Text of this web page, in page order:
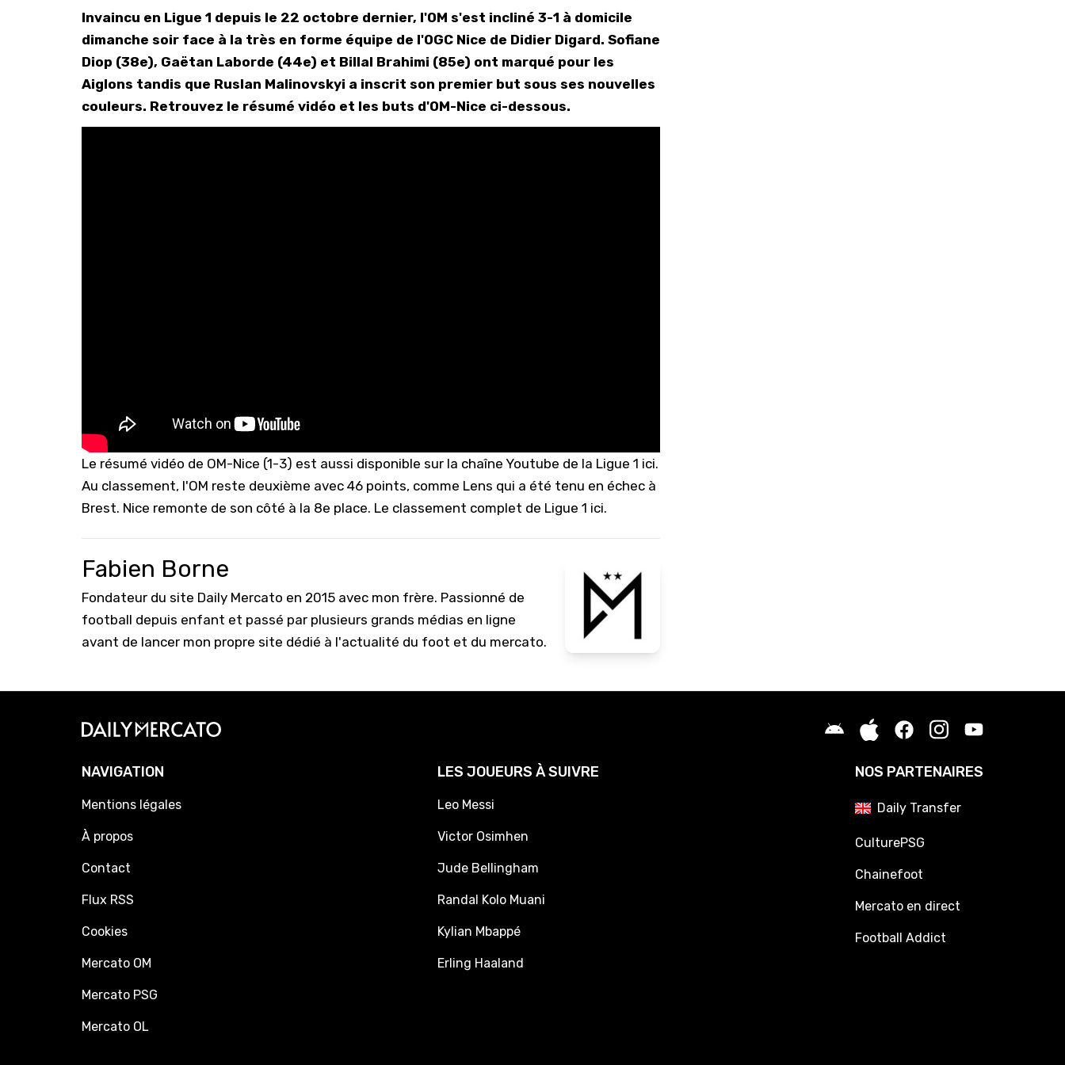
Invaincu en Ligue 1 depuis le 22 octobre dernier, l'OM s'est incliné 3-1 à domicile
dimanche soir face à la très en forme équipe de l'OGC Nice de Didier Digard. Sofiane
Diop (38e), Gaëtan Laborde (44e) et Billal Brahimi (85e) ont marqué pour les
Aiglons tandis que Ruslan Malinovskyi a inscrit son premier but sous ses nouvelles
couleurs. Retrouvez le résumé vidéo et les buts d'OM-Nice ci-dessous.
Le résumé vidéo de OM-Nice (1-3) est aussi disponible sur la chaîne Youtube de la Ligue 1 ici.
Au classement, l'OM reste deuxième avec 46 points, comme Lens qui a été tenu en échec à
Brest. Nice remonte de son côté à la 8e place. Le classement complet de Ligue 1 ici.
Fabien Borne
Fondateur du site Daily Mercato en 2015 avec mon frère. Passionné de
football depuis enfant et passé par plusieurs grands médias en ligne
avant de lancer mon propre site dédié à l'actualité du foot et du mercato.
NAVIGATION
Mentions légales
À propos
Contact
Flux RSS
Cookies
Mercato OM
Mercato PSG
Mercato OL
LES JOUEURS À SUIVRE
Leo Messi
Victor Osimhen
Jude Bellingham
Randal Kolo Muani
Kylian Mbappé
Erling Haaland
NOS PARTENAIRES
Daily Transfer
CulturePSG
Chainefoot
Mercato en direct
Football Addict